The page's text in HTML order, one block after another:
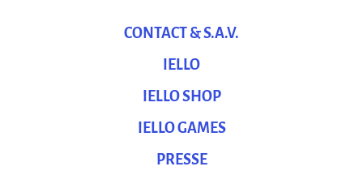
CONTACT & S.A.V.
IELLO
IELLO SHOP
IELLO GAMES
PRESSE